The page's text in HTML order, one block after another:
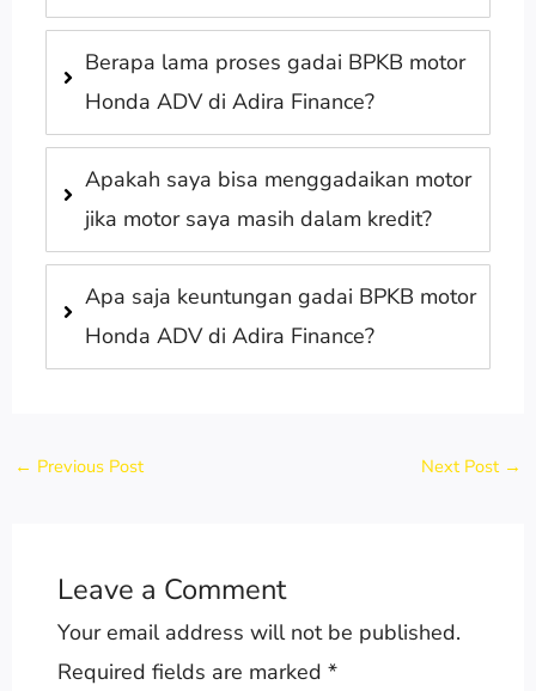
Berapa lama proses gadai BPKB motor
Honda ADV di Adira Finance?
Apakah saya bisa menggadaikan motor
jika motor saya masih dalam kredit?
Apa saja keuntungan gadai BPKB motor
Honda ADV di Adira Finance?
← Previous Post Next Post →
Leave a Comment
Your email address will not be published.
Required fields are marked*